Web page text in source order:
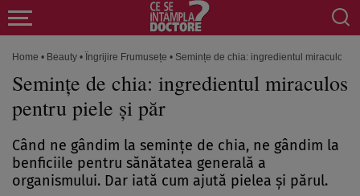
Home • Beauty • Îngrijire Frumusețe • Semințe de chia: ingredientul miraculos
Semințe de chia: ingredientul miraculos
pentru piele și păr
Când ne gândim la semințe de chia, ne gândim la
benficiile pentru sănătatea generală a
organismului. Dar iată cum ajută pielea și părul.